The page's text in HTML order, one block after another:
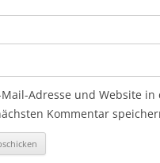
Mail-Adresse und Website in
Kommentar